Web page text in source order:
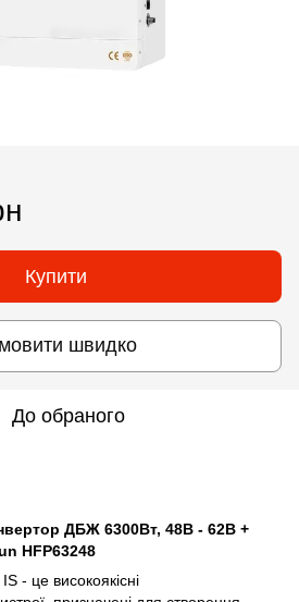
Купити
швидко
До обраного
ДБЖ 6300Вт, 48В - 62В +
HFP63248
IS - це високоякісні